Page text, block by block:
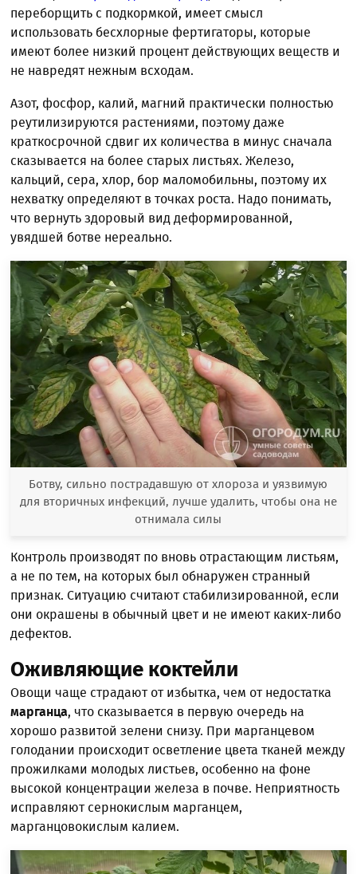
переборщить с подкормкой, имеет смысл
использовать бесхлорные фертигаторы, которые
имеют более низкий процент действующих веществ и
не навредят нежным всходам.
Азот, фосфор, калий, магний практически полностью
реутилизируются растениями, поэтому даже
краткосрочной сдвиг их количества в минус сначала
сказывается на более старых листьях. Железо,
кальций, сера, хлор, бор маломобильны, поэтому их
нехватку определяют в точках роста. Надо понимать,
что вернуть здоровый вид деформированной,
увядшей ботве нереально.
Ботву, сильно пострадавшую от хлороза и уязвимую
для вторичных инфекций, лучше удалить, чтобы она не
отнимала силы
Контроль производят по вновь отрастающим листьям,
а не по тем, на которых был обнаружен странный
признак. Ситуацию считают стабилизированной, если
они окрашены в обычный цвет и не имеют каких-либо
дефектов.
Оживляющие коктейли
Овощи чаще страдают от избытка, чем от недостатка
марганца, что сказывается в первую очередь на
хорошо развитой зелени снизу. При марганцевом
голодании происходит осветление цвета тканей между
прожилками молодых листьев, особенно на фоне
высокой концентрации железа в почве. Неприятность
исправляют сернокислым марганцем,
марганцовокислым калием.